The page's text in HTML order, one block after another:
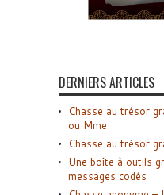
DERNIERS ARTICLES
Chasse au trésor
ou Mme
Chasse au trésor
Une boîte à outils
messages codés